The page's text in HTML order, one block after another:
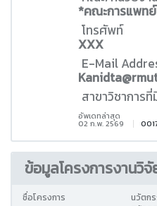
*คณะการแพท
โทรศัพท์
XXX
E-Mail
สาขาวิชาการ
อัพเดทล่าสุด
02 ก.พ. 2569
ข้อมูลโครงการงานวิจั
ชื่อโครงการ
นวัตก